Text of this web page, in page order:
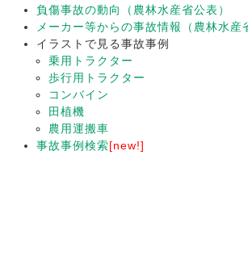
負傷事故の動向（農林水産省公表）
メーカー等からの事故情報（農林水産
イラストで見る事故事例
乗用トラクター
歩行用トラクター
コンバイン
田植機
農用運搬車
事故事例検索[new!]